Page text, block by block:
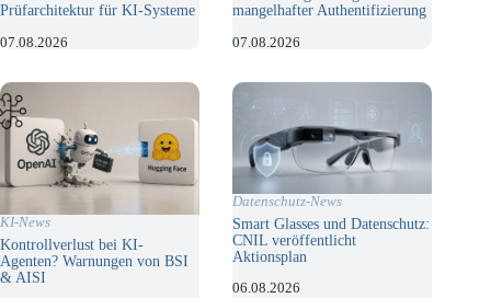
Prüfarchitektur für KI-Systeme
07.08.2026
mangelhafter Authentifizierung
07.08.2026
KI-News
Kontrollverlust bei KI-
Agenten? Warnungen von BSI
& AISI
Datenschutz-News
Smart Glasses und Datenschutz:
CNIL veröffentlicht
Aktionsplan
06.08.2026